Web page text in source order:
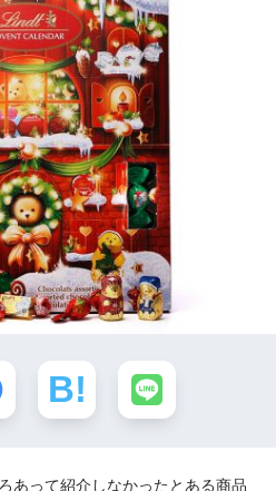
あって紹介しなかったとある商品